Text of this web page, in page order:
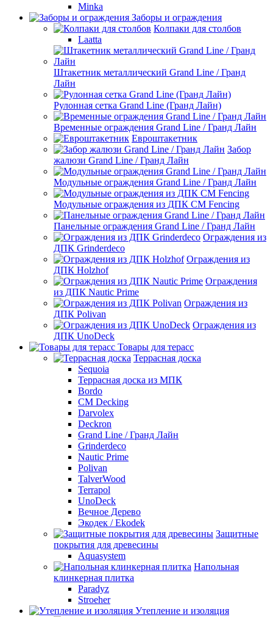
Minka
Заборы и ограждения
Колпаки для столбов
Laatta
Штакетник металлический Grand Line / Гранд
Лайн
Рулонная сетка Grand Line (Гранд Лайн)
Временные ограждения Grand Line / Гранд Лайн
Евроштакетник
Забор
жалюзи Grand Line / Гранд Лайн
Модульные ограждения Grand Line / Гранд Лайн
Модульные ограждения из ДПК CM Fencing
Панельные ограждения Grand Line / Гранд Лайн
Ограждения из
ДПК Grinderdeco
Ограждения из
ДПК Holzhof
Ограждения
из ДПК Nautic Prime
Ограждения из
ДПК Polivan
Ограждения из
ДПК UnoDeck
Товары для терасс
Террасная доска
Sequoia
Террасная доска из МПК
Bordo
CM Decking
Darvolex
Deckron
Grand Line / Гранд Лайн
Grinderdeco
Nautic Prime
Polivan
TalverWood
Terrapol
UnoDeck
Вечное Дерево
Экодек / Ekodek
Защитные
покрытия для древесины
Aquasystem
Напольная
клинкерная плитка
Paradyz
Stroeher
Утепление и изоляция